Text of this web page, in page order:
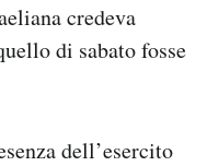
credeva
di sabato fosse
dell’esercito